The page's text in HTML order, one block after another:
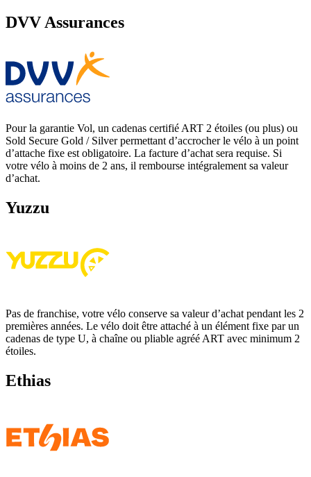
DVV Assurances
Pour la garantie Vol, un cadenas certifié ART 2 étoiles (ou plus) ou
Sold Secure Gold / Silver permettant d’accrocher le vélo à un point
d’attache fixe est obligatoire. La facture d’achat sera requise. Si
votre vélo à moins de 2 ans, il rembourse intégralement sa valeur
d’achat.
Yuzzu
Pas de franchise, votre vélo conserve sa valeur d’achat pendant les 2
premières années. Le vélo doit être attaché à un élément fixe par un
cadenas de type U, à chaîne ou pliable agréé ART avec minimum 2
étoiles.
Ethias